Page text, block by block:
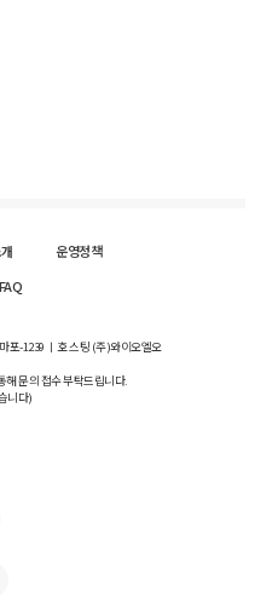
운영정책
FAQ
포-1239 ㅣ 호스팅 (주)와이오엘오
해 문의 접수 부탁드립니다.
니다)